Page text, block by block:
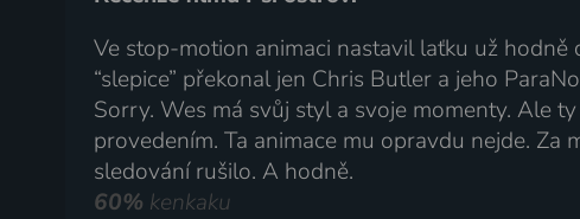
Ve stop-motion animaci nastavil laťku už
“slepice” překonal jen Chris Butler a jeho
Sorry. Wes má svůj styl a svoje momenty. Ale
provedením. Ta animace mu opravdu nejde. Za
sledování rušilo. A hodně.
60% kenkaku